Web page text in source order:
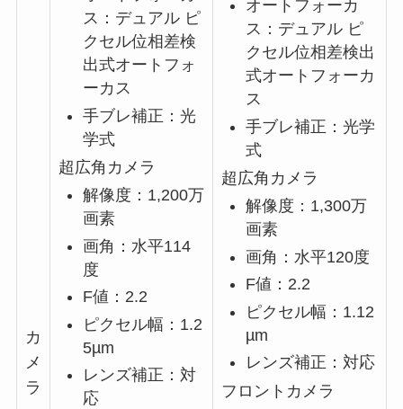
カ
メ
ラ
ス：デュアル ピ
クセル位相差検
出式オートフォ
ーカス
手ブレ補正：光
学式
超広角カメラ
解像度：1,200万
画素
画角：水平114
度
F値：2.2
ピクセル幅：1.2
5µm
レンズ補正：対
応
オートフォーカ
ス：デュアル ピ
クセル位相差検出
式オートフォーカ
ス
手ブレ補正：光学
式
超広角カメラ
解像度：1,300万
画素
画角：水平120度
F値：2.2
ピクセル幅：1.12
µm
レンズ補正：対応
フロントカメラ